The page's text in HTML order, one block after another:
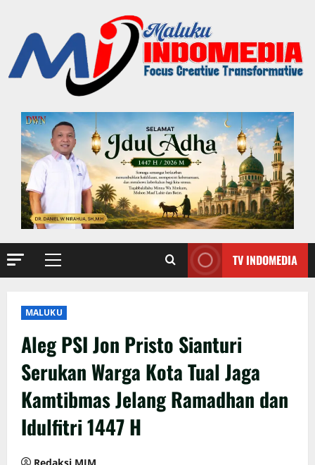
TV INDOMEDIA
MALUKU
Aleg PSI Jon Pristo Sianturi
Serukan Warga Kota Tual Jaga
Kamtibmas Jelang Ramadhan dan
Idulfitri 1447 H